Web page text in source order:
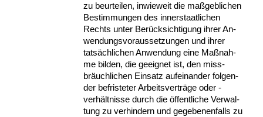
zu be­ur­tei­len, in­wie­weit die maßgeb­li­chen
Be­stim­mun­gen des in­ner­staat­li­chen
Rechts un­ter Berück­sich­ti­gung ih­rer An­
wen­dungs­vor­aus­set­zun­gen und ih­rer
tatsächli­chen An­wen­dung ei­ne Maßnah­
me bil­den, die ge­eig­net ist, den miss­
bräuch­li­chen Ein­satz auf­ein­an­der fol­gen­
der be­fris­te­ter Ar­beits­verträge oder -
verhält­nis­se durch die öffent­li­che Ver­wal­
tung zu ver­hin­dern und ge­ge­be­nen­falls zu